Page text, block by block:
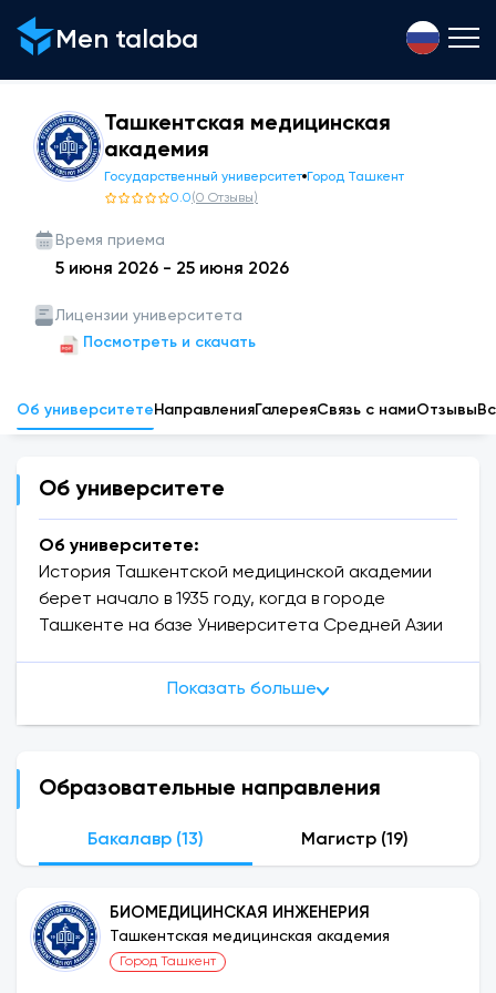
Men talaba
Ташкентская медицинская
академия
Государственный университет Город Ташкент
0.0(0 Отзывы)
Время приема
5 июня 2026 - 25 июня 2026
Лицензии университета
Посмотреть и скачать
Об университете НаправленияГалереяСвязь с намиОтзывы
Об университете
Об университете:
История Ташкентской медицинской академии
берет начало в 1935 году, когда в городе
Ташкенте на базе Университета Средней Азии
высококвалифицированных лечащих врачей,
медицинских университета: Первый
институт и Второй государственный
медицинский институт.
Первого и Второго Ташкентских
государственных медицинских институтов,
упраздненная постановлением Кабинета
Показать больше
Образовательные направления
Бакалавр (13) Магистр (19)
БИОМЕДИЦИНСКАЯ ИНЖЕНЕРИЯ
Ташкентская медицинская академия
Город Ташкент